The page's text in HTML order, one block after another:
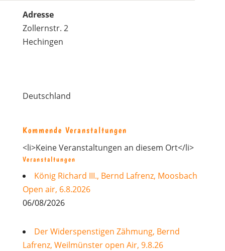
Adresse
Zollernstr. 2
Hechingen
Deutschland
Kommende Veranstaltungen
<li>Keine Veranstaltungen an diesem Ort</li>
Veranstaltungen
König Richard III., Bernd Lafrenz, Moosbach
Open air, 6.8.2026
06/08/2026
Der Widerspenstigen Zähmung, Bernd
Lafrenz, Weilmünster open Air, 9.8.26